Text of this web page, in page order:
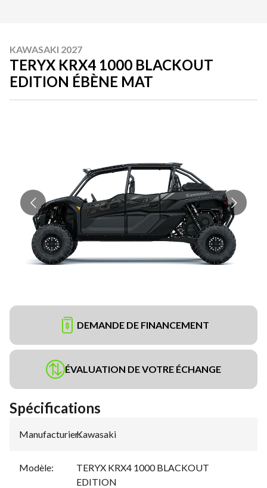
KAWASAKI 2027
TERYX KRX4 1000 BLACKOUT
EDITION ÉBÈNE MAT
DEMANDE DE FINANCEMENT
ÉVALUATION DE VOTRE ÉCHANGE
Spécifications
Manufacturier:
Kawasaki
Modèle:
TERYX KRX4 1000 BLACKOUT
EDITION